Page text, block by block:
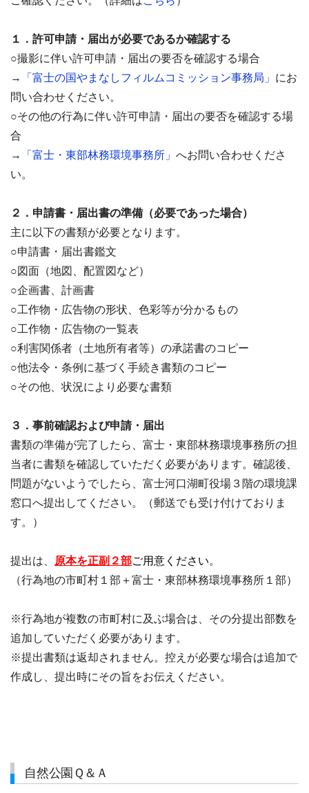
１．許可申請・届出が必要であるか確認する
○撮影に伴い許可申請・届出の要否を確認する場合
→
「富士の国やまなしフィルムコミッション事務局」 にお
問い合わせください。
○その他の行為に伴い許可申請・届出の要否を確認する場
合
→
「富士・東部林務環境事務所」 へお問い合わせくださ
い。
２．申請書・届出書の準備（必要であった場合）
主に以下の書類が必要となります。
○申請書・届出書鑑文
○図面（地図、配置図など）
○企画書、計画書
○工作物・広告物の形状、色彩等が分かるもの
○工作物・広告物の一覧表
○利害関係者（土地所有者等）の承諾書のコピー
○他法令・条例に基づく手続き書類のコピー
○その他、状況により必要な書類
３．事前確認および申請・届出
書類の準備が完了したら、富士・東部林務環境事務所の担
当者に書類を確認していただく必要があります。確認後、
問題がないようでしたら、富士河口湖町役場３階の環境課
窓口へ提出してください。（郵送でも受け付けておりま
す。）
提出は、 原本を正副 ２部ご用意ください。
（行為地の市町村１部＋富士・東部林務環境事務所１部）
※行為地が複数の市町村に及ぶ場合は、その分提出部数を
追加していただく必要があります。
※提出書類は返却されません。控えが必要な場合は追加で
作成し、提出時にその旨をお伝えください。
自然公園Ｑ＆Ａ